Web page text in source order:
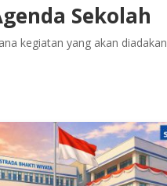
Sekolah
kegiatan yang akan diadakan